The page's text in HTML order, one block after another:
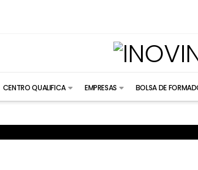
CENTRO QUALIFICA EMPRESAS BOLSA DE